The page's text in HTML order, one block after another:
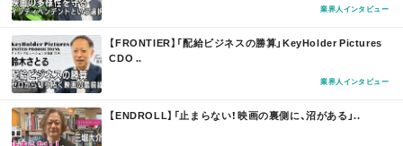
業界人インタビュー
【FRONTIER】「配給ビジネスの勝算」KeyHolder Pictures
CDO ..
業界人インタビュー
【ENDROLL】「止まらない！映画の裏側に、沼がある」..